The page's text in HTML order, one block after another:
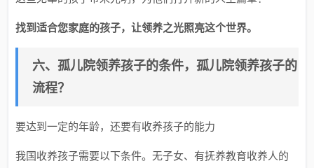
找到适合您家庭的孩子，让领养之光照亮这个世界。
六、孤儿院领养孩子的条件，孤儿院领养孩子的
流程？
要达到一定的年龄，还要有收养孩子的能力
我国收养孩子需要以下条件。无子女、有抚养教育收养人的